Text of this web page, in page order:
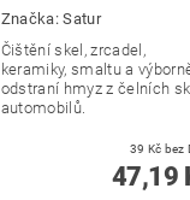
Značka:Satur
Čištění skel, zrcadel,
keramiky, smaltu a
odstraní hmyz z čelních
automobilů.
39 Kč
47,19